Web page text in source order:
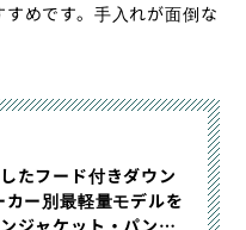
めです。手入れが面倒な
たフード付きダウン
ー別最軽量モデルを